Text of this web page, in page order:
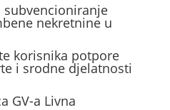
subvencioniranje
nekretnine u
korisnika potpore
i srodne djelatnosti
GV-a Livna